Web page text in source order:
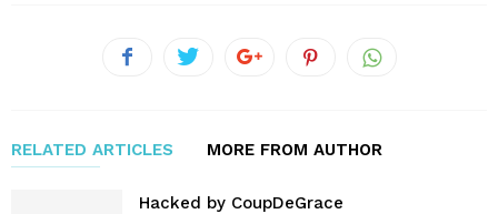
RELATED ARTICLES MORE FROM AUTHOR
Hacked by CoupDeGrace